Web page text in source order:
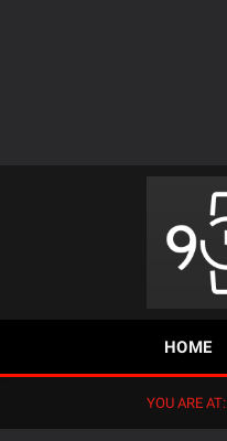
HOME
YOU ARE AT: